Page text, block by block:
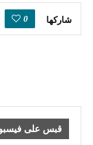
شاركها 0
قبس على